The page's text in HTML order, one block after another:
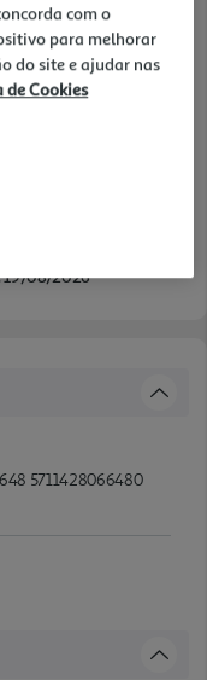
19/08/2026
5711428066480
com o
para melhorar
do site e ajudar nas
de Cookies